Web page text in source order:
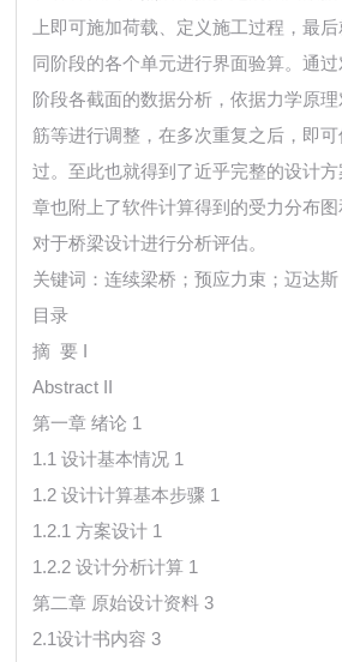
上即可施加荷载、定义施工过程，最
同阶段的各个单元进行界面验算。通
阶段各截面的数据分析，依据力学原
筋等进行调整，在多次重复之后，即
过。至此也就得到了近乎完整的设计
章也附上了软件计算得到的受力分布
对于桥梁设计进行分析评估。
关键词：连续梁桥；预应力束；迈达斯
目录
摘 要 I
Abstract II
第一章 绪论 1
1.1 设计基本情况 1
1.2 设计计算基本步骤 1
1.2.1 方案设计 1
1.2.2 设计分析计算 1
第二章 原始设计资料 3
2.1设计书内容 3